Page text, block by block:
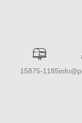
15875-1185